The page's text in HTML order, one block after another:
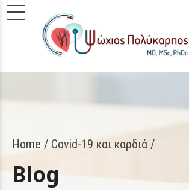
Home Covid-19 και καρδιά /
Blog